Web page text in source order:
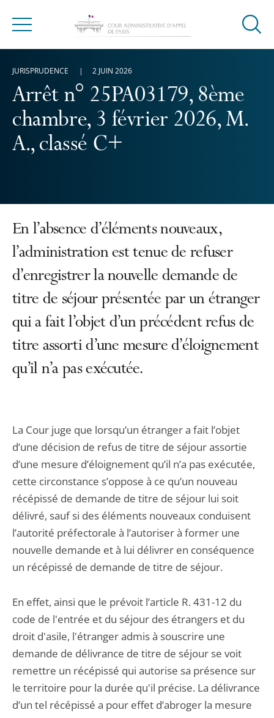
Menu
Ouvrir
Arrêt n° 25PA03179, 8ème
chambre, 3 février 2026, M.
A., classé C+
JURISPRUDENCE 2 JUIN 2026
En l’absence d’éléments nouveaux,
l’administration est tenue de refuser
d’enregistrer la nouvelle demande de
titre de séjour présentée par un étranger
qui a fait l’objet d’un précédent refus de
titre assorti d’une mesure d’éloignement
qu’il n’a pas exécutée.
La Cour juge que lorsqu’un étranger a fait l’objet
d’une décision de refus de titre de séjour assortie
d’une mesure d’éloignement qu’il n’a pas exécutée,
cette circonstance s’oppose à ce qu’un nouveau
récépissé de demande de titre de séjour lui soit
délivré, sauf si des éléments nouveaux conduisent
l’autorité préfectorale à l’autoriser à former une
nouvelle demande et à lui délivrer en conséquence
un récépissé de demande de titre de séjour.
En effet, ainsi que le prévoit l’article R. 431-12 du
code de l'entrée et du séjour des étrangers et du
droit d'asile, l'étranger admis à souscrire une
demande de délivrance de titre de séjour se voit
remettre un récépissé qui autorise sa présence sur
le territoire pour la durée qu'il précise. La délivrance
d’un tel récépissé a pour effet d’abroger la mesure